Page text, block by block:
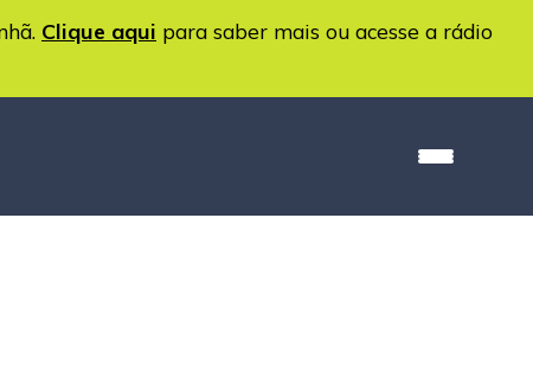
Clique aqui para saber mais ou acesse a rádio